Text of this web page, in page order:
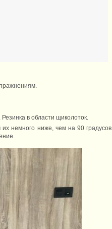
в области щиколоток.
немного ниже, чем на 90 градусов,